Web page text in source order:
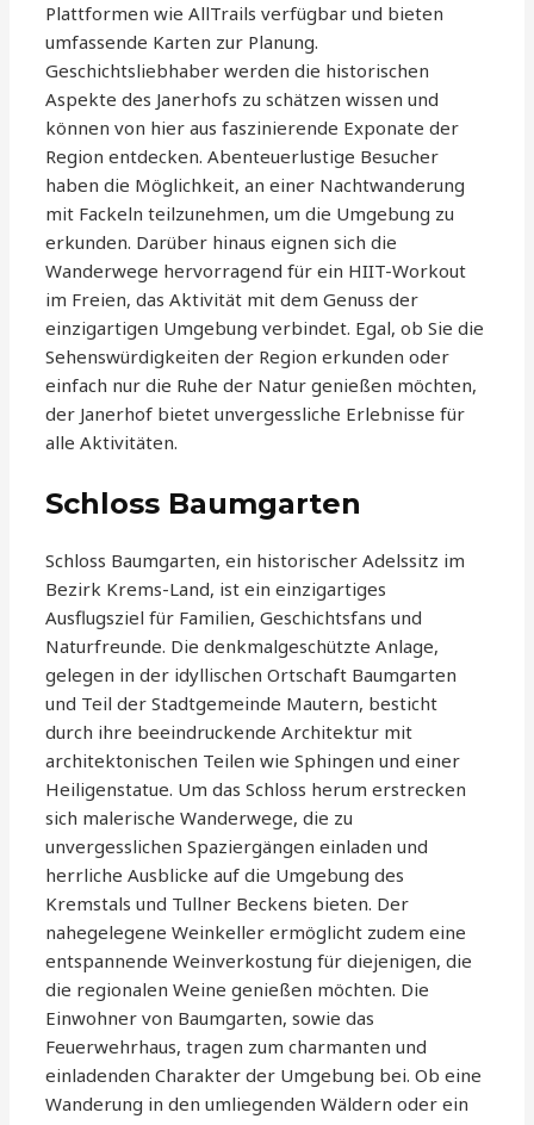
Plattformen wie AllTrails verfügbar und bieten
umfassende Karten zur Planung.
Geschichtsliebhaber werden die historischen
Aspekte des Janerhofs zu schätzen wissen und
können von hier aus faszinierende Exponate der
Region entdecken. Abenteuerlustige Besucher
haben die Möglichkeit, an einer Nachtwanderung
mit Fackeln teilzunehmen, um die Umgebung zu
erkunden. Darüber hinaus eignen sich die
Wanderwege hervorragend für ein HIIT-Workout
im Freien, das Aktivität mit dem Genuss der
einzigartigen Umgebung verbindet. Egal, ob Sie die
Sehenswürdigkeiten der Region erkunden oder
einfach nur die Ruhe der Natur genießen möchten,
der Janerhof bietet unvergessliche Erlebnisse für
alle Aktivitäten.
Schloss Baumgarten
Schloss Baumgarten, ein historischer Adelssitz im
Bezirk Krems-Land, ist ein einzigartiges
Ausflugsziel für Familien, Geschichtsfans und
Naturfreunde. Die denkmalgeschützte Anlage,
gelegen in der idyllischen Ortschaft Baumgarten
und Teil der Stadtgemeinde Mautern, besticht
durch ihre beeindruckende Architektur mit
architektonischen Teilen wie Sphingen und einer
Heiligenstatue. Um das Schloss herum erstrecken
sich malerische Wanderwege, die zu
unvergesslichen Spaziergängen einladen und
herrliche Ausblicke auf die Umgebung des
Kremstals und Tullner Beckens bieten. Der
nahegelegene Weinkeller ermöglicht zudem eine
entspannende Weinverkostung für diejenigen, die
die regionalen Weine genießen möchten. Die
Einwohner von Baumgarten, sowie das
Feuerwehrhaus, tragen zum charmanten und
einladenden Charakter der Umgebung bei. Ob eine
Wanderung in den umliegenden Wäldern oder ein